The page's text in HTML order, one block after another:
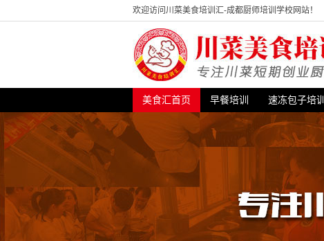
欢迎访问川菜美食培训汇-成都厨师培训学校网站！
美食汇首页 早餐培训 速冻包子培训